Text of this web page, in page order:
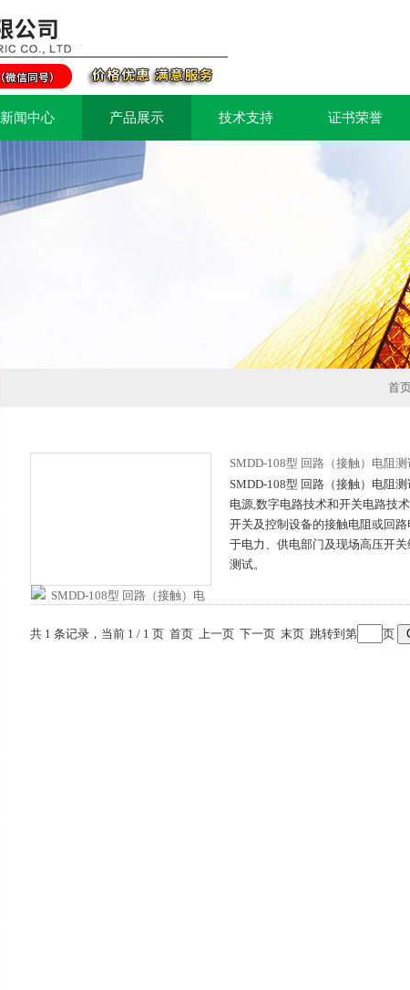
新闻中心 产品展示 技术支持 证书荣誉
首
SMDD-108型 回路（接触）电阻测
SMDD-108型 回路（接触）电阻
电源,数字电路技术和开关电路技
开关及控制设备的接触电阻或回
于电力、供电部门及现场高压开
测试。
共 1 条记录，当前 1 / 1 页 首页 上一页 下一页 末页 跳转到第 页